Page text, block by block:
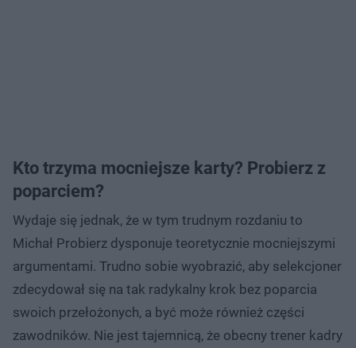
Kto trzyma mocniejsze karty? Probierz z
poparciem?
Wydaje się jednak, że w tym trudnym rozdaniu to
Michał Probierz dysponuje teoretycznie mocniejszymi
argumentami. Trudno sobie wyobrazić, aby selekcjoner
zdecydował się na tak radykalny krok bez poparcia
swoich przełożonych, a być może również części
zawodników. Nie jest tajemnicą, że obecny trener kadry